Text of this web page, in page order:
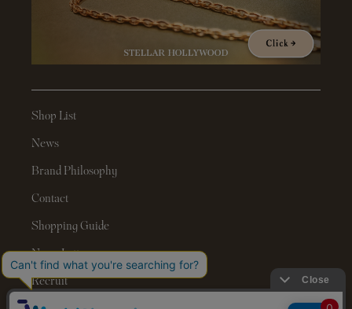
Shop List
News
Brand Philosophy
Contact
Shopping Guide
News Letter
Recruit